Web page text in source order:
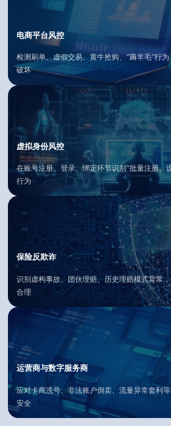
电商平台风控
检测刷单、虚假交易、黄牛抢购、“薅羊毛”行
破坏
虚拟身份风控
在账号注册、登录、绑定环节识别“批量注册、
行为
保险反欺诈
识别虚构事故、团伙理赔、历史理赔模式异常
合理
运营商与数字服务商
应对卡商洗号、非法账户倒卖、流量异常套利
安全